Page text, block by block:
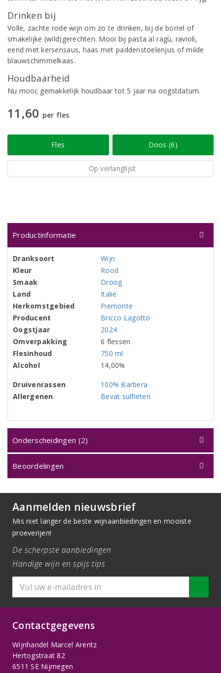
Drinken bij
Volle, zachte rode wijn om zo te drinken, bij de borrel of
smakelijke (wild)gerechten. Mooi bij pasta al ragù, ravioli,
eend met kersensaus, haas met paddenstoelenjus of milde
blauwschimmelkaas.
Houdbaarheid
Nu mooi; gemakkelijk houdbaar tot 5 jaar na oogstdatum.
11,60 per fles
Fles Doos (6)
Op verlanglijst
Productinformatie
Dranksoort
Wijn
Kleur
Rood
Smaak
Droog
Land
Italië
Herkomstgebied
Piemonte
Producent
Bricco Lagotto
Oogstjaar
2024
Omverpakking
6 flessen
Flesinhoud
750 ml
Alcohol
14,00%
Druivenrassen
100% Barbera
Allergenen
Bevat sulfieten
Onderscheidingen (2)
Beoordelingen
Aanmelden nieuwsbrief
Mis niet langer de beste wijnaanbiedingen en mooiste
proeverijen!
De scherpste aanbiedingen
Handige wijn en spijs tips
Contactgegevens
Wijnhandel Marcel Arentz
Hertogstraat 82
6511 SE Nijmegen